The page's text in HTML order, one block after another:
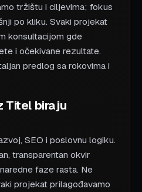
tržištu i ciljevima; fokus
po kliku. Svaki projekat
konsultacijom gde
i očekivane rezultate.
predlog sa rokovima i
Titel biraju
SEO i poslovnu logiku.
transparentan okvir
faze rasta. Ne
projekat prilagođavamo